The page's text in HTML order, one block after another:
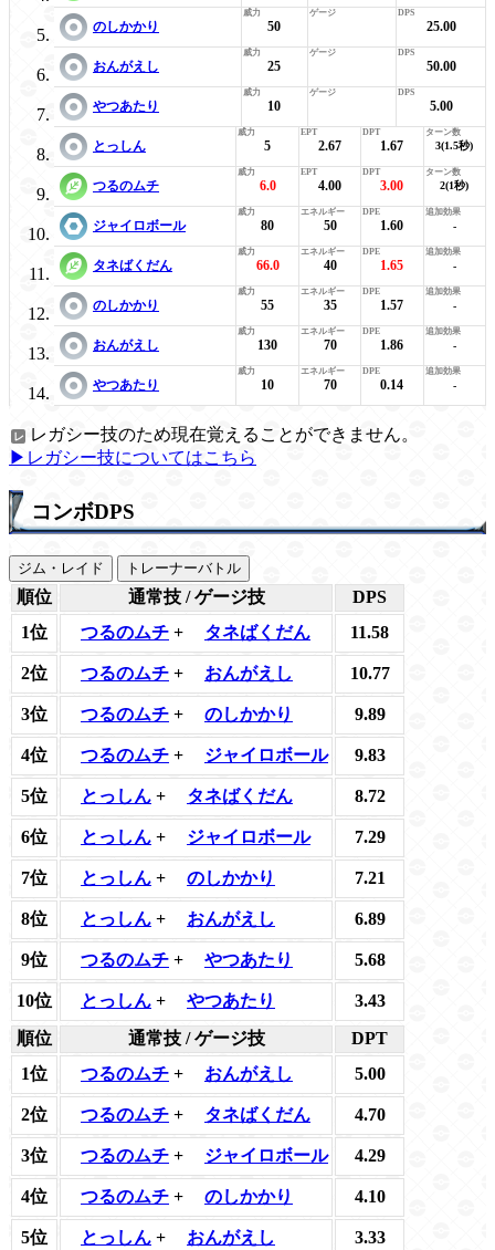
のしかかり 50 25.00
おんがえし 25 50.00
やつあたり 10 5.00
とっしん 5 2.67 1.67 3(1.5秒)
つるのムチ 6.0 4.00 3.00 2(1秒)
ジャイロボール 80 50 1.60 -
タネばくだん 66.0 40 1.65 -
のしかかり 55 35 1.57 -
おんがえし 130 70 1.86 -
やつあたり 10 70 0.14 -
レガシー技のため現在覚えることができません。
▶レガシー技についてはこちら
コンボDPS
ジム・レイド トレーナーバトル
順位 通常技 / ゲージ技
DPS
1位
つるのムチ + タネばくだん 11.58
2位 つるのムチ + おんがえし 10.77
3位 つるのムチ + のしかかり 9.89
4位 つるのムチ + ジャイロボール 9.83
5位 とっしん + タネばくだん 8.72
6位 とっしん + ジャイロボール 7.29
7位 とっしん + のしかかり 7.21
8位 とっしん + おんがえし 6.89
9位 つるのムチ + やつあたり 5.68
10位 とっしん + やつあたり
3.43
順位
通常技 / ゲージ技
DPT
1位
つるのムチ + おんがえし 5.00
2位 つるのムチ + タネばくだん 4.70
3位 つるのムチ + ジャイロボール 4.29
4位 つるのムチ + のしかかり 4.10
5位 とっしん + おんがえし 3.33